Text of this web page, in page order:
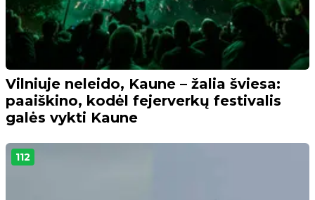
Vilniuje neleido, Kaune – žalia šviesa:
paaiškino, kodėl fejerverkų festivalis
galės vykti Kaune
112